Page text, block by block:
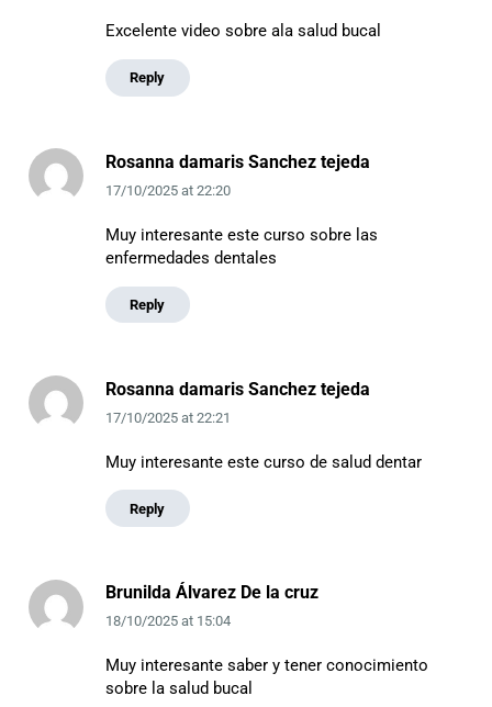
Excelente video sobre ala salud bucal
Reply
Rosanna damaris Sanchez tejeda
17/10/2025at 22:20
Muy interesante este curso sobre las
enfermedades dentales
Reply
Rosanna damaris Sanchez tejeda
17/10/2025at 22:21
Muy interesante este curso de salud dentar
Reply
Brunilda Álvarez De la cruz
18/10/2025at 15:04
Muy interesante saber y tener conocimiento
sobre la salud bucal